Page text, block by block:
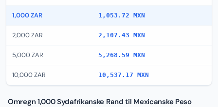
1,000 ZAR 1,053.72 MXN
2,000 ZAR 2,107.43 MXN
5,000 ZAR 5,268.59 MXN
10,000 ZAR 10,537.17 MXN
Omregn 1,000 Sydafrikanske Rand til Mexicanske Peso